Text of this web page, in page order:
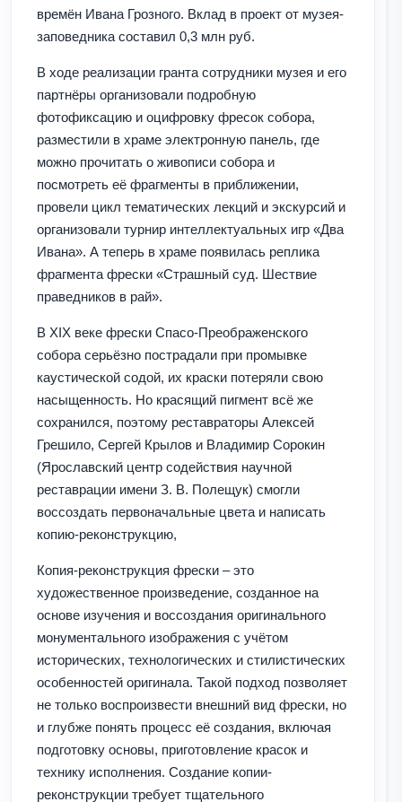
времён Ивана Грозного. Вклад в проект от музея-
заповедника составил 0,3 млн руб.
В ходе реализации гранта сотрудники музея и его
партнёры организовали подробную
фотофиксацию и оцифровку фресок собора,
разместили в храме электронную панель, где
можно прочитать о живописи собора и
посмотреть её фрагменты в приближении,
провели цикл тематических лекций и экскурсий и
организовали турнир интеллектуальных игр «Два
Ивана». А теперь в храме появилась реплика
фрагмента фрески «Страшный суд. Шествие
праведников в рай».
В XIX веке фрески Спасо-Преображенского
собора серьёзно пострадали при промывке
каустической содой, их краски потеряли свою
насыщенность. Но красящий пигмент всё же
сохранился, поэтому реставраторы Алексей
Грешило, Сергей Крылов и Владимир Сорокин
(Ярославский центр содействия научной
реставрации имени З. В. Полещук) смогли
воссоздать первоначальные цвета и написать
копию-реконструкцию,
Копия-реконструкция фрески – это
художественное произведение, созданное на
основе изучения и воссоздания оригинального
монументального изображения с учётом
исторических, технологических и стилистических
особенностей оригинала. Такой подход позволяет
не только воспроизвести внешний вид фрески, но
и глубже понять процесс её создания, включая
подготовку основы, приготовление красок и
технику исполнения. Создание копии-
реконструкции требует тщательного